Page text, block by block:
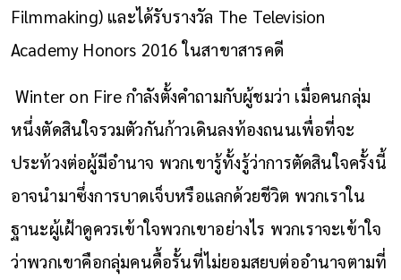
Filmmaking) และได้รับรางวัล The Television
Academy Honors 2016 ในสาขาสารคดี
Winter on Fire กำลังตั้งคำถามกับผู้ชมว่า เมื่อคนกลุ่ม
หนึ่งตัดสินใจรวมตัวกันก้าวเดินลงท้องถนนเพื่อที่จะ
ประท้วงต่อผู้มีอำนาจ พวกเขารู้ทั้งรู้ว่าการตัดสินใจครั้งนี้
อาจนำมาซึ่งการบาดเจ็บหรือแลกด้วยชีวิต พวกเราใน
ฐานะผู้เฝ้าดูควรเข้าใจพวกเขาอย่างไร พวกเราจะเข้าใจ
ว่าพวกเขาคือกลุ่มคนดื้อรั้นที่ไม่ยอมสยบต่ออำนาจตามที่